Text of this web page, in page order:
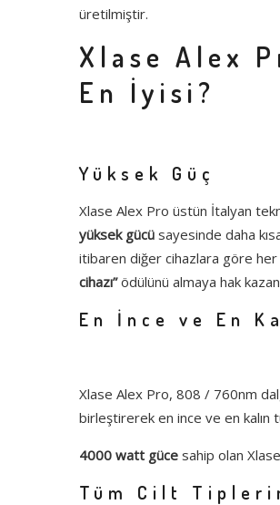
üretilmiştir.
Xlase Alex
En İyisi?
Yüksek Güç
Xlase Alex Pro üstün İtalyan
yüksek gücü sayesinde daha
itibaren diğer cihazlara göre her
cihazı”ödülünü almaya hak
En İnce ve En
Xlase Alex Pro, 808 / 760nm
birleştirerek en ince ve en kalın
4000 watt güce sahip olan
Tüm Cilt